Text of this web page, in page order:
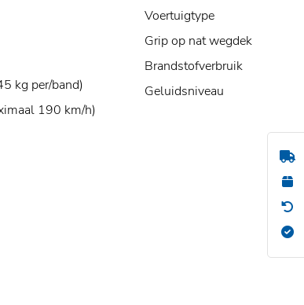
kg per/band)
190 km/h)
Voertuigtype
Grip op nat wegdek
Brandstofverbruik
Geluidsniveau